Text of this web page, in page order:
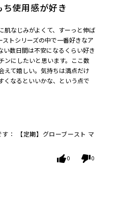
使用感が好き
肌なじみがよくて、すーっと伸ば
トシリーズの中で一番好きなア
い数日間は不安になるくらい好き
ンにしたいと思います。ここ数
えて嬉しい。気持ちは満点だけ
くなるといいかな、という点で
：
【定期】グローブースト マ
0 0